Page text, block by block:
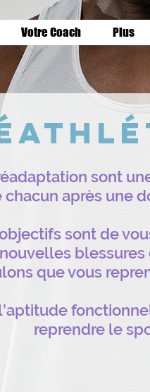
Votre Coach Plus
sont
chacun après une
sont de
que vous
reprendre le